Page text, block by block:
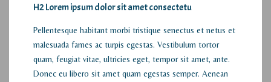
H2 Lorem ipsum dolor sit amet consectetu
Pellentesque habitant morbi tristique senectus et netus et
malesuada fames ac turpis egestas. Vestibulum tortor
quam, feugiat vitae, ultricies eget, tempor sit amet, ante.
Donec eu libero sit amet quam egestas semper. Aenean